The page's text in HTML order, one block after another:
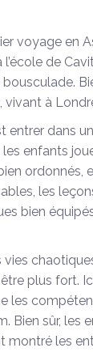
voyage en
de
à
entrer dans
enfants
ordonnés,
les
bien
plus fort.
les
Bien sûr, les
les